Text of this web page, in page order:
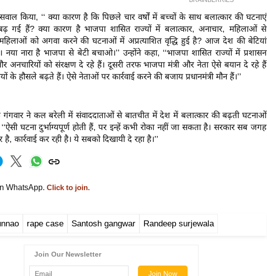
किया, ‘‘ क्या कारण है कि पिछले चार वर्षों में बच्चों के साथ बलात्कार की घटनाएं
गई हैं? क्या कारण है भाजपा शासित राज्यों में बलात्कार, अनाचार, महिलाओं से
को अगवा करने की घटनाओं में अप्रत्याशित वृद्धि हुई है? आज देश की बेटियां
नया नारा है भाजपा से बेटी बचाओ।’’ उन्होंने कहा, ‘‘भाजपा शासित राज्यों में प्रशासन
अनचारियों को संरक्षण दे रहे हैं। दूसरी तरफ भाजपा मंत्री और नेता ऐसे बयान दे रहे हैं
के हौसले बढ़ते हैं। ऐसे नेताओं पर कार्रवाई करने की बजाय प्रधानमंत्री मौन हैं।’’
गंगवार ने कल बरेली में संवाददाताओं से बातचीत में देश में बलात्कार की बढ़ती घटनाओं
घटना दुर्भाग्यपूर्ण होती हैं, पर इन्हें कभी रोका नहीं जा सकता है। सरकार सब जगह
है, कार्रवाई कर रही है। ये सबको दिखायी दे रहा है।’’
WhatsApp. Click to join.
rape case Santosh gangwar Randeep surjewala